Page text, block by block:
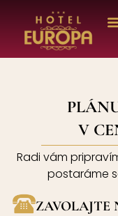
V
Radi vám
postaráme
ZAVOLAJTE